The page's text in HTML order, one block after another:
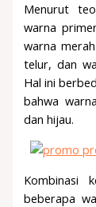
Menurut
warna
warna
telur, dan
Hal ini
bahwa
dan hijau.
Kombinasi
beberapa